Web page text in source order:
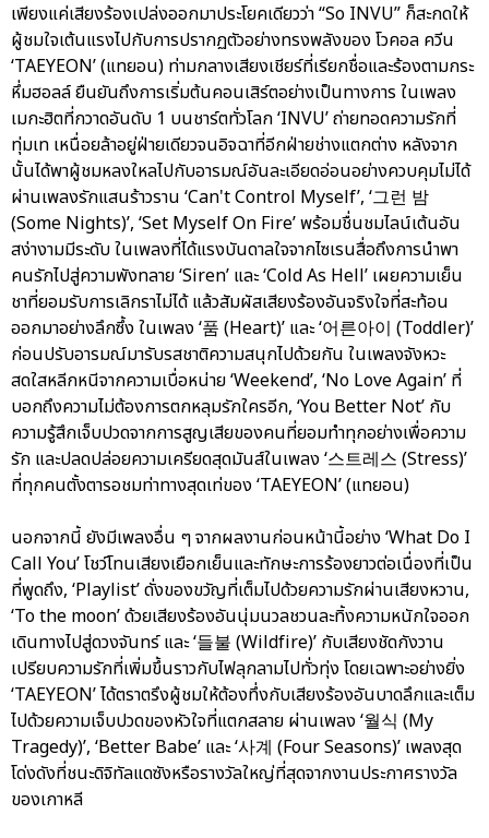
เพียงแค่เสียงร้องเปล่งออกมาประโยคเดียวว่า “So INVU” ก็สะกดให้
ผู้ชมใจเต้นแรงไปกับการปรากฏตัวอย่างทรงพลังของ โวคอล ควีน
‘TAEYEON’ (แทยอน) ท่ามกลางเสียงเชียร์ที่เรียกชื่อและร้องตามกระ
หึ่มฮอลล์ ยืนยันถึงการเริ่มต้นคอนเสิร์ตอย่างเป็นทางการ ในเพลง
เมกะฮิตที่กวาดอันดับ 1 บนชาร์ตทั่วโลก ‘INVU’ ถ่ายทอดความรักที่
ทุ่มเท เหนื่อยล้าอยู่ฝ่ายเดียวจนอิจฉาที่อีกฝ่ายช่างแตกต่าง หลังจาก
นั้นได้พาผู้ชมหลงใหลไปกับอารมณ์อันละเอียดอ่อนอย่างควบคุมไม่ได้
ผ่านเพลงรักแสนร้าวราน ‘Can't Control Myself’, ‘그런 밤
(Some Nights)’, ‘Set Myself On Fire’ พร้อมชื่นชมไลน์เต้นอัน
สง่างามมีระดับ ในเพลงที่ได้แรงบันดาลใจจากไซเรนสื่อถึงการนำพา
คนรักไปสู่ความพังทลาย ‘Siren’ และ ‘Cold As Hell’ เผยความเย็น
ชาที่ยอมรับการเลิกราไม่ได้ แล้วสัมผัสเสียงร้องอันจริงใจที่สะท้อน
ออกมาอย่างลึกซึ้ง ในเพลง ‘품 (Heart)’ และ ‘어른아이 (Toddler)’
ก่อนปรับอารมณ์มารับรสชาติความสนุกไปด้วยกัน ในเพลงจังหวะ
สดใสหลีกหนีจากความเบื่อหน่าย ‘Weekend’, ‘No Love Again’ ที่
บอกถึงความไม่ต้องการตกหลุมรักใครอีก, ‘You Better Not’ กับ
ความรู้สึกเจ็บปวดจากการสูญเสียของคนที่ยอมทำทุกอย่างเพื่อความ
รัก และปลดปล่อยความเครียดสุดมันส์ในเพลง ‘스트레스 (Stress)’
ที่ทุกคนตั้งตารอชมท่าทางสุดเท่ของ ‘TAEYEON’ (แทยอน)
นอกจากนี้ ยังมีเพลงอื่น ๆ จากผลงานก่อนหน้านี้อย่าง ‘What Do I
Call You’ โชว์โทนเสียงเยือกเย็นและทักษะการร้องยาวต่อเนื่องที่เป็น
ที่พูดถึง, ‘Playlist’ ดั่งของขวัญที่เต็มไปด้วยความรักผ่านเสียงหวาน,
‘To the moon’ ด้วยเสียงร้องอันนุ่มนวลชวนละทิ้งความหนักใจออก
เดินทางไปสู่ดวงจันทร์ และ ‘들불 (Wildfire)’ กับเสียงชัดกังวาน
เปรียบความรักที่เพิ่มขึ้นราวกับไฟลุกลามไปทั่วทุ่ง โดยเฉพาะอย่างยิ่ง
‘TAEYEON’ ได้ตราตรึงผู้ชมให้ต้องทึ่งกับเสียงร้องอันบาดลึกและเต็ม
ไปด้วยความเจ็บปวดของหัวใจที่แตกสลาย ผ่านเพลง ‘월식 (My
Tragedy)’, ‘Better Babe’ และ ‘사계 (Four Seasons)’ เพลงสุด
โด่งดังที่ชนะดิจิทัลแดซังหรือรางวัลใหญ่ที่สุดจากงานประกาศรางวัล
ของเกาหลี